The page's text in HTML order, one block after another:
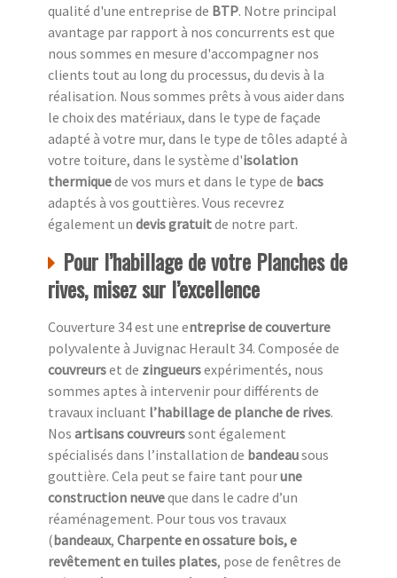
qualité d'une entreprise de BTP. Notre principal
avantage par rapport à nos concurrents est que
nous sommes en mesure d'accompagner nos
clients tout au long du processus, du devis à la
réalisation. Nous sommes prêts à vous aider dans
le choix des matériaux, dans le type de façade
adapté à votre mur, dans le type de tôles adapté à
votre toiture, dans le système d'isolation
thermiquede vos murs et dans le type de bacs
adaptés à vos gouttières. Vous recevrez
également un devis gratuitde notre part.
Pour l’habillage de votre Planches de
rives, misez sur l’excellence
Couverture 34 est une entreprise de couverture
polyvalente à Juvignac Herault 34. Composée de
couvreurset de zingueursexpérimentés, nous
sommes aptes à intervenir pour différents de
travaux incluant l’habillage de planche de rives.
Nos artisans couvreurssont également
spécialisés dans l’installation de bandeausous
gouttière. Cela peut se faire tant pourune
construction neuveque dans le cadre d’un
réaménagement. Pour tous vos travaux
(bandeaux, Charpente en ossature bois, e
revêtement en tuiles plates, pose de fenêtres de